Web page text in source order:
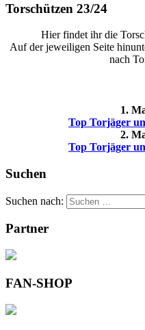
Torschützen 23/24
Hier findet ihr die
Auf der jeweiligen Seite
nach
1.
Top Torjäger
2.
Top Torjäger
Suchen
Suchen nach:
Partner
FAN-SHOP